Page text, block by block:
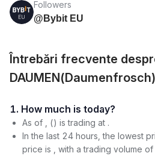
Followers
@Bybit EU
Întrebări frecvente
DAUMEN(Daumenfrosch)
1. How much is today?
As of , () is trading at .
In the last 24 hours, the lowest
price is , with a trading volume of